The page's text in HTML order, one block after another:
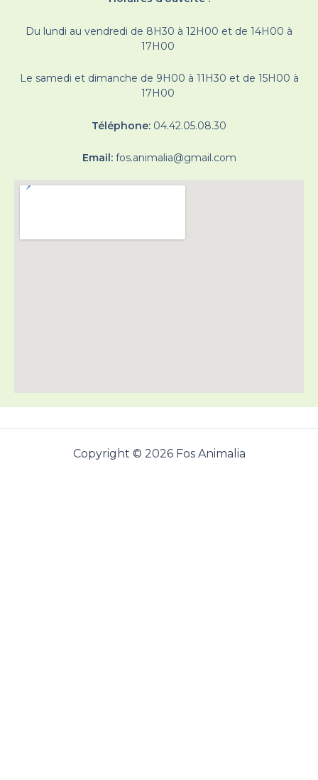
Du lundi au vendredi de 8H30 à 12H00 et de 14H00 à
17H00
Le samedi et dimanche de 9H00 à 11H30 et de 15H00 à
17H00
Téléphone: 04.42.05.08.30
Email: fos.animalia@gmail.com
Copyright © 2026 Fos Animalia